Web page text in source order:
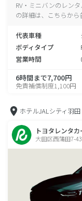
RV・ミニバンのレン
の詳細は、こちらから
代表車種
ボディタイプ
営業時間
6時間まで7,700円
免責補償制度1,100円
ホテルJALシティ羽
トヨタレンタ
大田区西蒲田7-43